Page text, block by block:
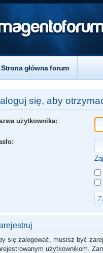
Strona główna forum
się, aby
użytkownika:
się zalogować, musisz być
użytkownikom.